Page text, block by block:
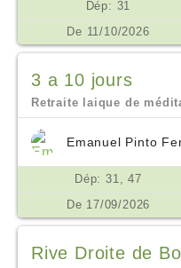
Dép: 31
De 11/10/2026
3 a 10 jours
Retraite laique de
Emanuel Pinto
Dép: 31, 47
De 17/09/2026
Rive Droite de